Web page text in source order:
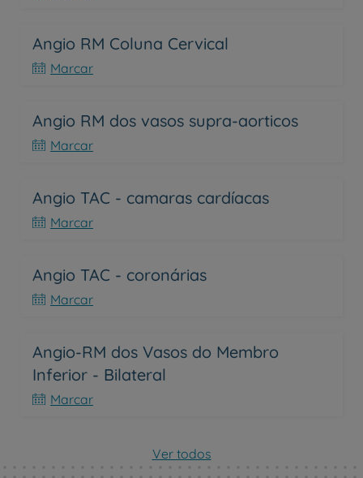
Angio RM Coluna Cervical
Marcar
Angio RM dos vasos supra-aorticos
Marcar
Angio TAC - camaras cardíacas
Marcar
Angio TAC - coronárias
Marcar
Angio-RM dos Vasos do Membro
Inferior - Bilateral
Marcar
Ver todos